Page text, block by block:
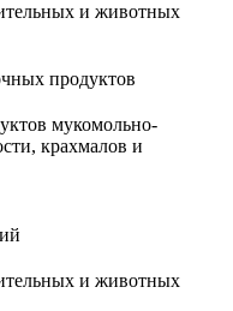
и животных
продуктов
мукомольно-
крахмалов и
и животных